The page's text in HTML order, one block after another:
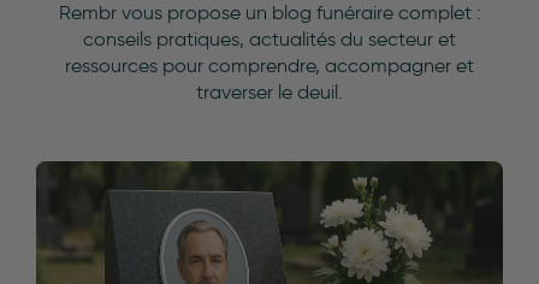
Rembr vous propose un blog funéraire complet :
conseils pratiques, actualités du secteur et
ressources pour comprendre, accompagner et
traverser le deuil.